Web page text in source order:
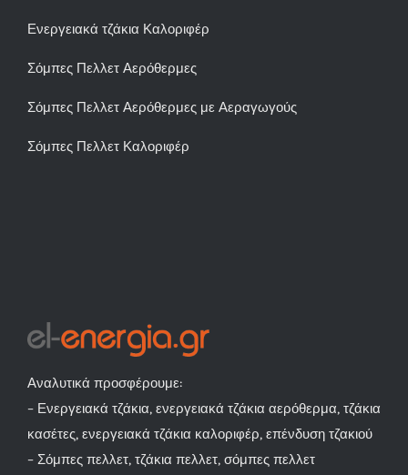
Ενεργειακά τζάκια Καλοριφέρ
Σόμπες Πελλετ Αερόθερμες
Σόμπες Πελλετ Αερόθερμες με Αεραγωγούς
Σόμπες Πελλετ Καλοριφέρ
Αναλυτικά προσφέρουμε:
– Ενεργειακά τζάκια, ενεργειακά τζάκια αερόθερμα, τζάκια
κασέτες, ενεργειακά τζάκια καλοριφέρ, επένδυση τζακιού
– Σόμπες πελλετ, τζάκια πελλετ, σόμπες πελλετ